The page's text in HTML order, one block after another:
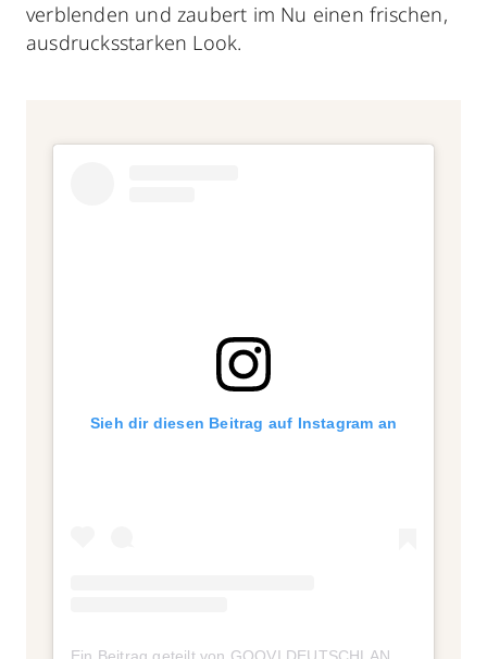
verblenden und zaubert im Nu einen frischen,
ausdrucksstarken Look.
Sieh dir diesen Beitrag auf Instagram an